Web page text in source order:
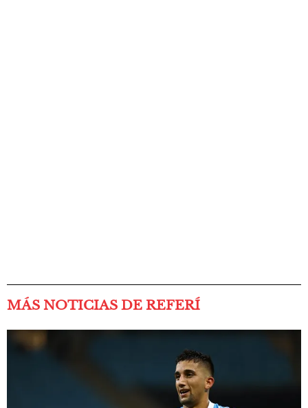
MÁS NOTICIAS DE REFERÍ